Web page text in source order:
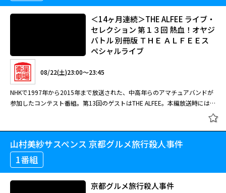
中の女性・依音（いお）の甘い新婚生活が描かれる。 電撃結婚した男女の
波乱の新婚生活を描く、こだちの人気漫画を実写化。ミュージカルでも活躍
する高野洸が、冷静な仕事モードと人間くさい夫としてのギャップをコミカ
ルに好演する話題作。老舗旅館の板長の父を幼い頃に亡くした依音（井頭愛
海）は、悲嘆する自分に金平糖をくれた若旦那の雪斗（高野洸）を密かに想
い続けていた。亡父を継ぎ板前修業中の依音は、雪斗の見合い話にも平静を
装うが、偶然が重なり二人きりで過ごした翌朝、彼から求婚される。
#2
中の女性・依音（いお）の甘い新婚生活が描かれる。 電撃結婚した男女の
波乱の新婚生活を描く、こだちの人気漫画を実写化。ミュージカルでも活躍
する高野洸が、冷静な仕事モードと人間くさい夫としてのギャップをコミカ
海）は、悲嘆する自分に金平糖をくれた若旦那の雪斗（高野洸）を密かに想
[字]過保護な若旦那様の甘やかし婚
08/22(土)19:30～20:30
大人のゆったりとした時間にふさわしい良質の音楽と会話を、しゃれた雰囲
気の中で楽しむ音楽バラエティー番組。ゲストでTHE ALFEEが登場した回。
共演者らとハンドベルを鳴らす珍しいシーンも。 THE TRIO コレクション
メドレー 星空のディスタンス（THE ALFEE） そして今は（中島啓江） 木枯
らしに抱かれて（森公美子／鈴木真弓） I Still Believe ミス・サイゴンより
（島田歌穂／戸田恵子） ARCADIA（THE ALFEE）
閉じる
＜14ヶ月連続＞THE ALFEE ライブ・
セレクション 第１３回 熱血！オヤジ
バトル 別冊版 ＴＨＥ ＡＬＦＥＥス
ペシャルライブ
08/22(土)23:00～23:45
NHKで1997年から2015年まで放送された、中高年らのアマチュアバンドが
参加したコンテスト番組。第13回のゲストはTHE ALFEE。本編放送時には1
＜14ヶ月連続＞THE ALFEE ライブ・
ペシャルライブ
山村美紗サスペンス 京都グルメ旅行殺人事件
1番組
京都グルメ旅行殺人事件